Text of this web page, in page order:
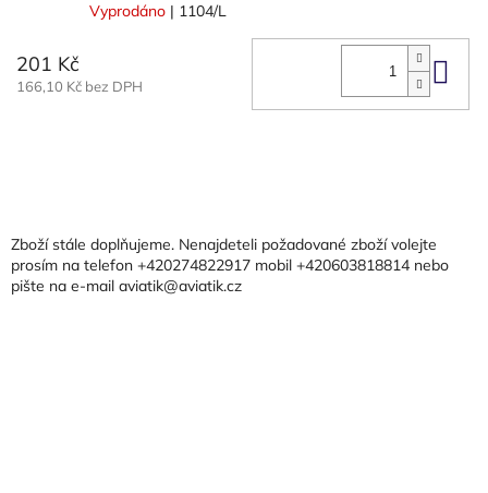
Vyprodáno | 1104/L
201 Kč
166,10 Kč bez DPH Do
aZboží stále doplňujeme. Nenajdeteli požadované zboží volejte
prosím na telefon +420274822917 mobil +420603818814 nebo
pište na e-mail aviatik@aviatik.cz